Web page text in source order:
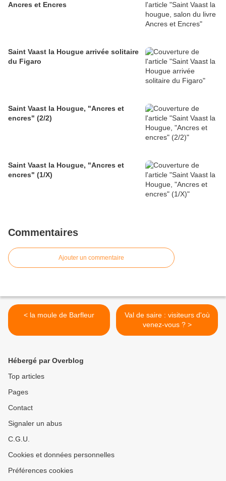
Ancres et Encres
Saint Vaast la Hougue arrivée solitaire
du Figaro
Saint Vaast la Hougue, "Ancres et
encres" (2/2)
Saint Vaast la Hougue, "Ancres et
encres" (1/X)
Commentaires
Ajouter un commentaire
< la moule de Barfleur
Val de saire : visiteurs d'où
venez-vous ? >
Hébergé par Overblog
Top articles
Pages
Contact
Signaler un abus
C.G.U.
Cookies et données personnelles
Préférences cookies